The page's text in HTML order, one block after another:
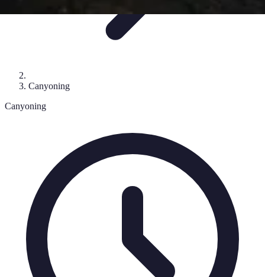
Canyoning
Canyoning